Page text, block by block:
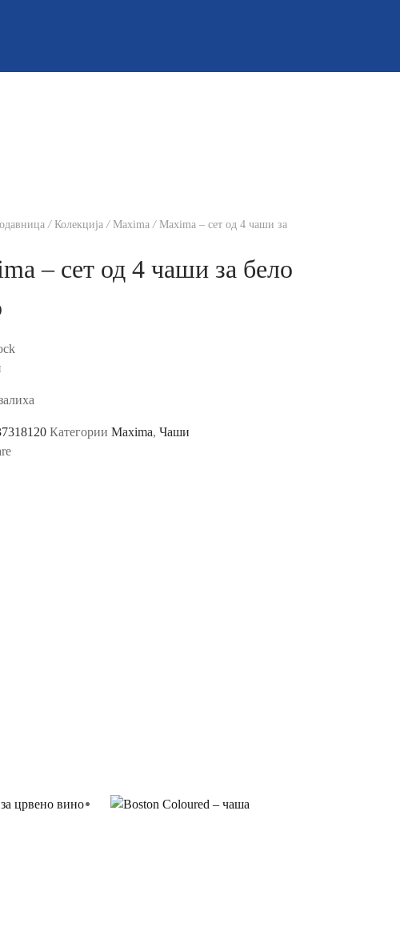
/ Колекција / Maxima /Maxima – сет од 4 чаши за
– сет од 4 чаши за бело
Категории Maxima, Чаши